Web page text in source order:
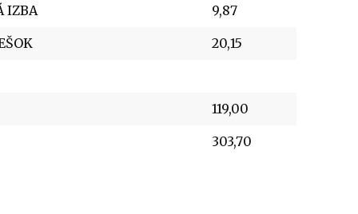
IZBA 9,87
20,15
119,00
303,70